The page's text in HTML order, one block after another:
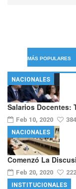
MÁS POPULARES
Salarios Docentes:
Feb 10, 2020
NACIONALES
Comenzó La
Feb 20, 2020
NACIONALES
INSTITUCIONALES